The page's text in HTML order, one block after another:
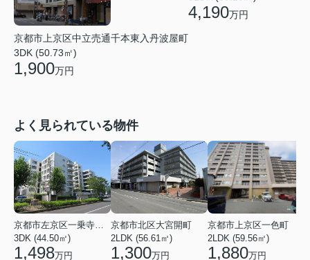
京都市上京区中立売通千本東入丹波屋町
3DK (50.73㎡)
1,900万円
4,190万円
よく見られている物件
京都市左京区一乗寺染殿町
3DK (44.50㎡)
1,498万円
京都市北区大宮開町
2LDK (56.61㎡)
1,300万円
京都市上京区一色町
2LDK (59.56㎡)
1,880万円